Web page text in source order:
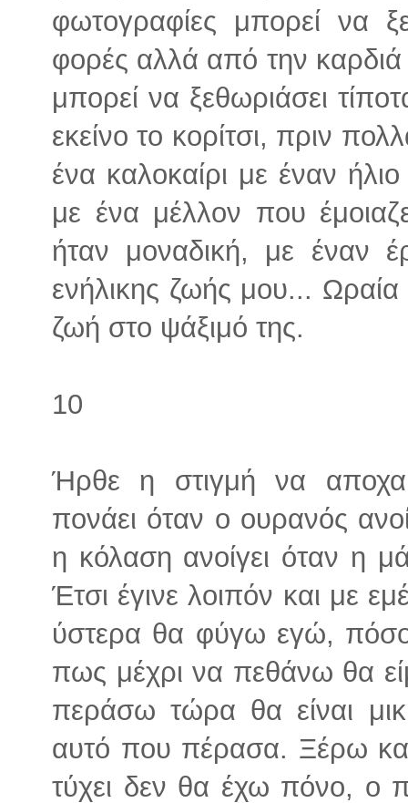
φωτογραφίες μπορεί να
φορές αλλά από την καρδιά
μπορεί να ξεθωριάσει
εκείνο το κορίτσι, πριν
ένα καλοκαίρι με έναν
με ένα μέλλον που
ήταν μοναδική, με έναν
ενήλικης ζωής μου...
ζωή στο ψάξιμό της.
10
Ήρθε η στιγμή να
πονάει όταν ο ουρανός
η κόλαση ανοίγει όταν η
Έτσι έγινε λοιπόν και με
ύστερα θα φύγω εγώ,
πως μέχρι να πεθάνω θα
περάσω τώρα θα είναι
αυτό που πέρασα. Ξέρω
τύχει δεν θα έχω πόνο, ο